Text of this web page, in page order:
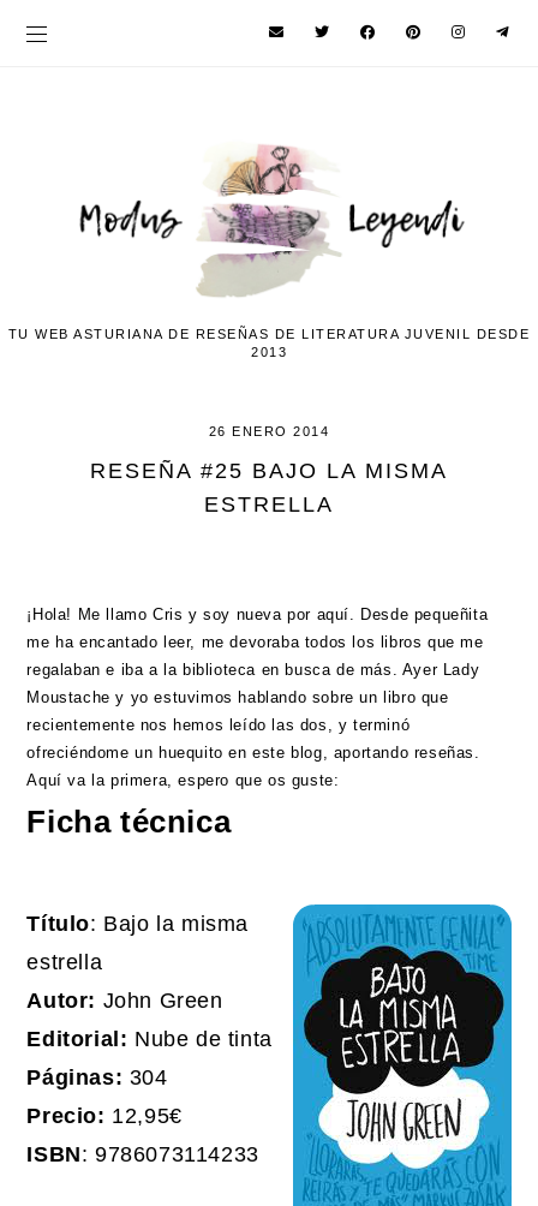
TU WEB ASTURIANA DE RESEÑAS DE LITERATURA JUVENIL DESDE
2013
26 ENERO 2014
RESEÑA #25 BAJO LA MISMA
ESTRELLA
¡Hola! Me llamo Cris y soy nueva por aquí. Desde pequeñita
me ha encantado leer, me devoraba todos los libros que me
regalaban e iba a la biblioteca en busca de más. Ayer Lady
Moustache y yo estuvimos hablando sobre un libro que
recientemente nos hemos leído las dos, y terminó
ofreciéndome un huequito en este blog, aportando reseñas.
Aquí va la primera, espero que os guste:
Ficha técnica
Título: Bajo la misma
estrella
Autor: John Green
Editorial: Nube de tinta
Páginas: 304
Precio: 12,95€
ISBN: 9786073114233